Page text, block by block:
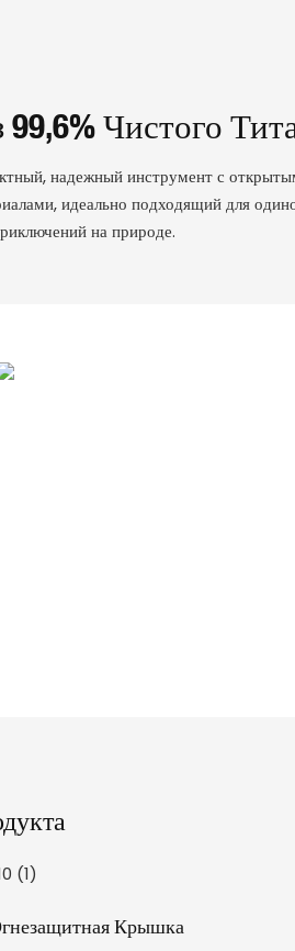
Чистого
надежный инструмент с
идеально подходящий для
на природе.
Крышка